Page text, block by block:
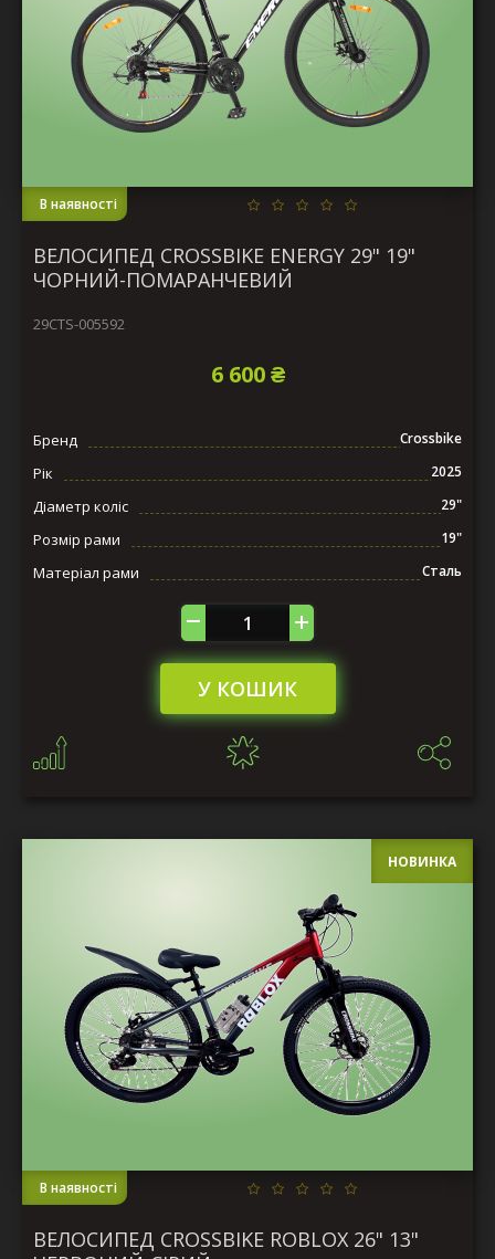
В наявності
ВЕЛОСИПЕД CROSSBIKE ENERGY 29" 19"
ЧОРНИЙ-ПОМАРАНЧЕВИЙ
29СTS-005592
6 600 ₴
Бренд Crossbike
Рік 2025
Діаметр коліс 29"
Розмір рами 19"
Матеріал рами Сталь
У КОШИК
НОВИНКА
В наявності
ВЕЛОСИПЕД CROSSBIKE ROBLOX 26" 13"